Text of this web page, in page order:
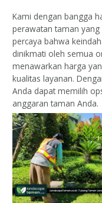
Kami dengan bangga
perawatan taman
percaya bahwa
dinikmati oleh semua
menawarkan harga
kualitas layanan.
Anda dapat memilih
anggaran taman Anda.